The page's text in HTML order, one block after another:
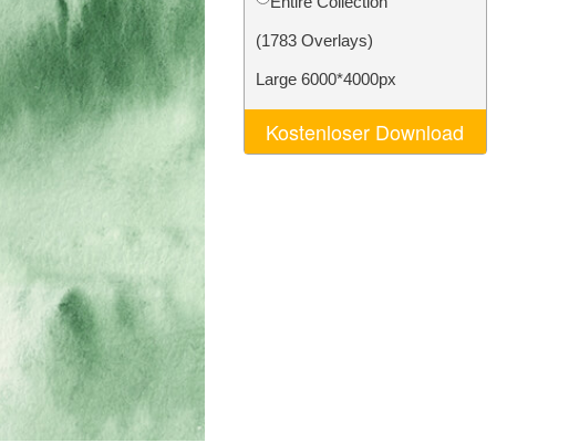
Video Editing Services
(1783 Overlays)
Large 6000*4000px
Kostenloser Download